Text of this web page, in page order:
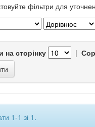
фільтри для
на сторінку |
1-1 зі 1.